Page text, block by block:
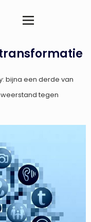
bijna een derde van
tegen